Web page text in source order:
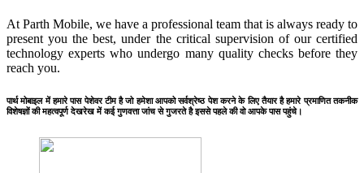
At Parth Mobile, we have a professional team that is always ready to
present you the best, under the critical supervision of our certified
technology experts who undergo many quality checks before they
reach you.
पार्थ मोबाइल में हमारे पास पेशेवर टीम है जो हमेशा आपको सर्वश्रेष्ठ पेश करने के लिए तैयार है हमारे प्रमाणित तकनीक
विशेषज्ञों की महत्वपूर्ण देखरेख में कई गुणवत्ता जांच से गुजरते है इससे पहले की वो आपके पास पहुंचे।